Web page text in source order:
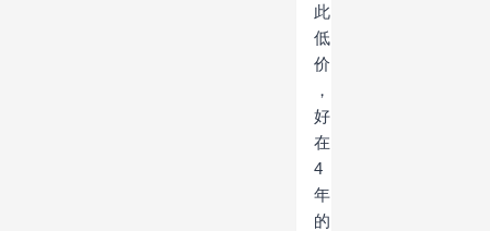
此
低
价
，
好
在
4
年
的